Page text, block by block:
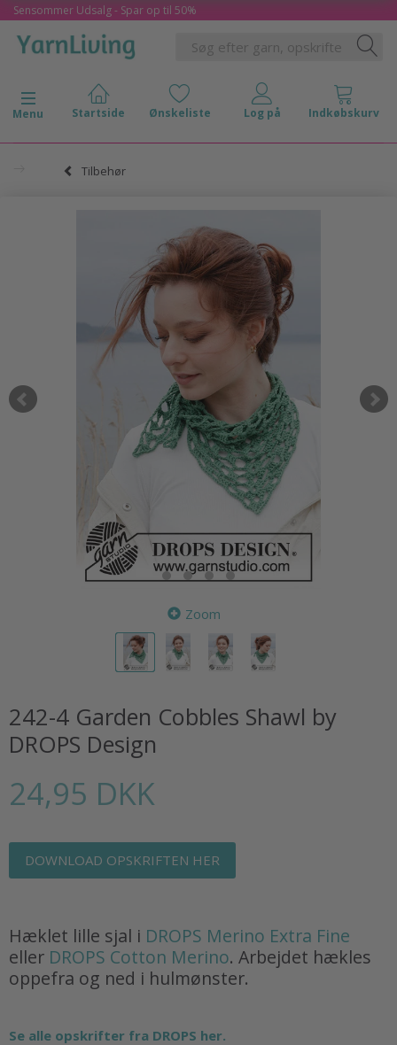
Sensommer Udsalg - Spar op til 50%
Skifte navigation
Menu
Tilbehør
Zoom
242-4 Garden Cobbles Shawl by
DROPS Design
24,95 DKK
DOWNLOAD OPSKRIFTEN HER
Hæklet lille sjal i DROPS Merino Extra Fine
eller DROPS Cotton Merino. Arbejdet hækles
oppefra og ned i hulmønster.
Se alle opskrifter fra DROPS her.